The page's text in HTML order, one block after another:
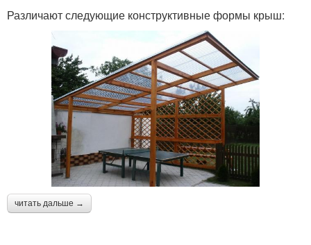
Различают следующие конструктивные формы крыш:
читать дальше →